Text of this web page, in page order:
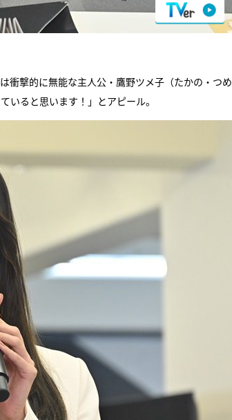
衝撃的に無能な主人公・鷹野ツメ子（たかの・つめ
いると思います！」とアピール。